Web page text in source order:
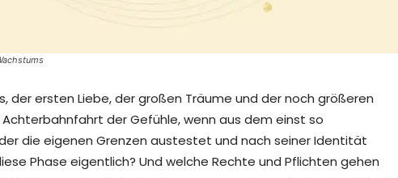
der ersten Liebe, der großen Träume und der noch größeren
der Gefühle, wenn aus dem einst so
die eigenen Grenzen austestet und nach seiner Identität
Phase eigentlich? Und welche Rechte und Pflichten gehen